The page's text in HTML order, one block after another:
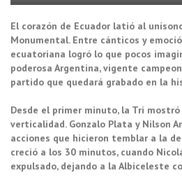
El corazón de Ecuador latió al
Monumental. Entre cánticos y
ecuatoriana logró lo que pocos
poderosa Argentina, vigente
partido que quedará grabado en la
Desde el primer minuto, la Tri
verticalidad. Gonzalo Plata y Nilson
acciones que hicieron temblar a la
creció a los 30 minutos, cuando
expulsado, dejando a la Albiceleste